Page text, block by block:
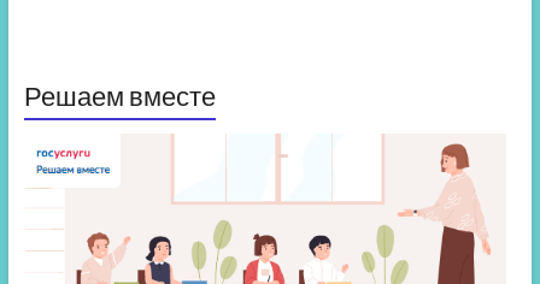
Решаем вместе